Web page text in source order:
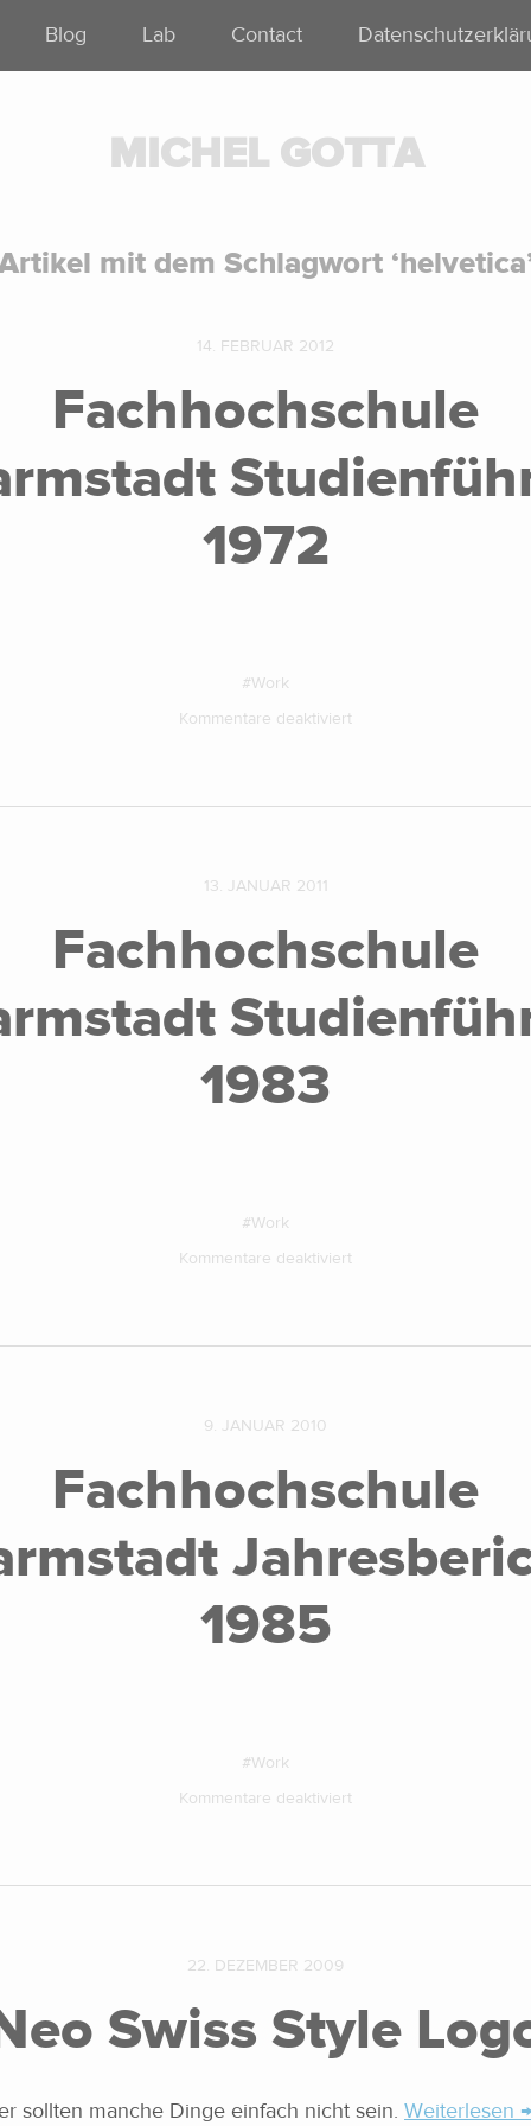
Blog Lab Contact
MICHEL GOTTA
mit dem Schlagwort ‘helvetica
14. FEBRUAR 2012
Fachhochschule
1972
Work
Kommentare deaktiviert
13. JANUAR 2011
Fachhochschule
1983
Work
Kommentare deaktiviert
9. JANUAR 2010
Fachhochschule
1985
Work
Kommentare deaktiviert
22. DEZEMBER 2009
Swiss Style
sollten manche Dinge einfach nicht sein. Weiterlesen →